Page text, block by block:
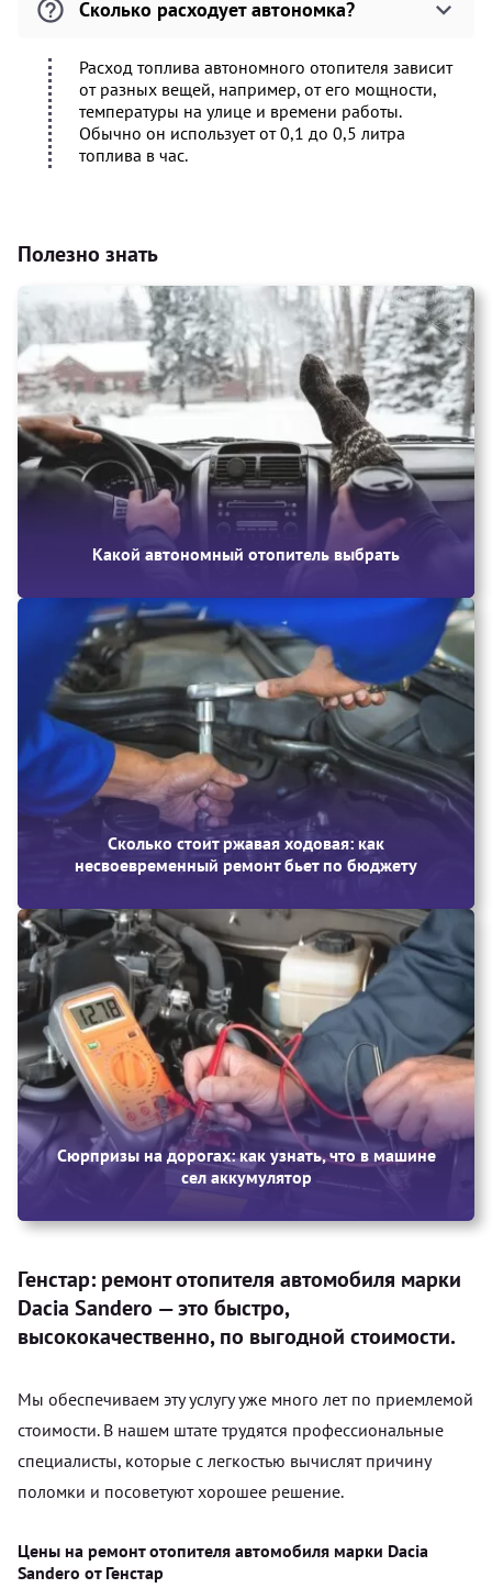
Сколько расходует автономка?
Расход топлива автономного отопителя зависит
от разных вещей, например, от его мощности,
температуры на улице и времени работы.
Обычно он использует от 0,1 до 0,5 литра
топлива в час.
Полезно знать
Какой автономный отопитель выбрать
Сколько стоит ржавая ходовая: как
несвоевременный ремонт бьет по бюджету
Сюрпризы на дорогах: как узнать, что в машине
сел аккумулятор
Генстар: ремонт отопителя автомобиля марки
Dacia Sandero — это быстро,
высококачественно, по выгодной стоимости.
Мы обеспечиваем эту услугу уже много лет по приемлемой
стоимости. В нашем штате трудятся профессиональные
специалисты, которые с легкостью вычислят причину
поломки и посоветуют хорошее решение.
Цены на ремонт отопителя автомобиля марки Dacia
Sandero от Генстар